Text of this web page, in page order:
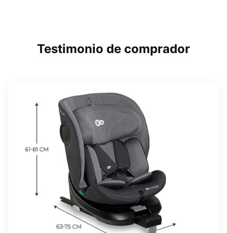
Testimonio de comprador